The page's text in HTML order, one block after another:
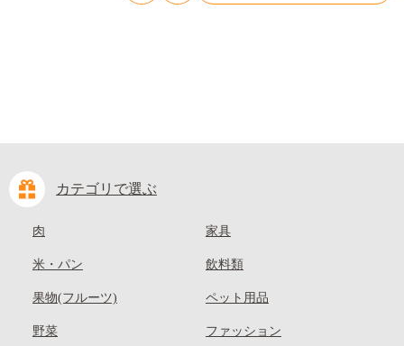
kasaoka_zsy_419_100---
カテゴリで選ぶ
肉
米・パン
果物(フルーツ)
野菜
家具
飲料類
ペット用品
ファッション